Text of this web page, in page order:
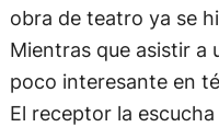
obra de teatro ya se
Mientras que asistir a
poco interesante en
El receptor la